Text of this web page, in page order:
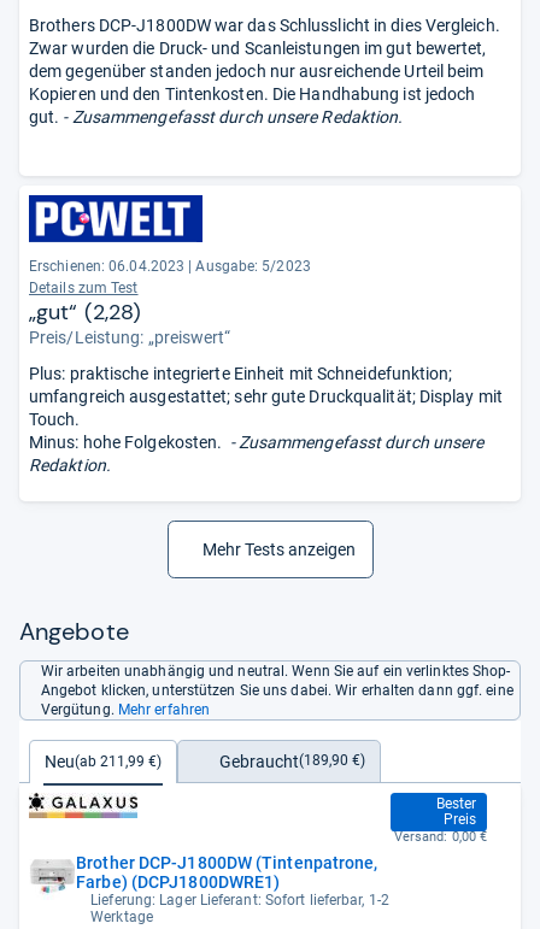
Brothers DCP-J1800DW war das Schlusslicht in dies Vergleich.
Zwar wurden die Druck- und Scanleistungen im gut bewertet,
dem gegenüber standen jedoch nur ausreichende Urteil beim
Kopieren und den Tintenkosten. Die Handhabung ist jedoch
gut. - Zusammengefasst durch unsere Redaktion.
Erschienen: 06.04.2023 | Ausgabe: 5/2023
Details zum Test
„gut“ (2,28)
Preis/Leistung: „preiswert“
Plus: praktische integrierte Einheit mit Schneidefunktion;
umfangreich ausgestattet; sehr gute Druckqualität; Display mit
Touch.
Minus: hohe Folgekosten. - Zusammengefasst durch unsere
Redaktion.
Mehr Tests anzeigen
Angebote
Wir arbeiten unabhängig und neutral. Wenn Sie auf ein verlinktes Shop-
Angebot klicken, unterstützen Sie uns dabei. Wir erhalten dann ggf. eine
Vergütung. Mehr erfahren
Neu(ab 211,99 €) Gebraucht(189,90 €)
Brother DCP-J1800DW (Tintenpatrone,
Farbe) (DCPJ1800DWRE1)
Lieferung: Lager Lieferant: Sofort lieferbar, 1-2
Werktage
Bester
Preis
211,99 €
Versand: 0,00 €